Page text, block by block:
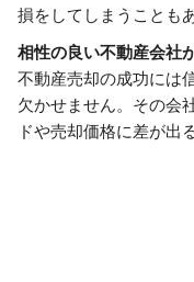
損をしてしまうことも
相性の良い不動産会社
不動産売却の成功には
欠かせません。その会
ドや売却価格に差が出